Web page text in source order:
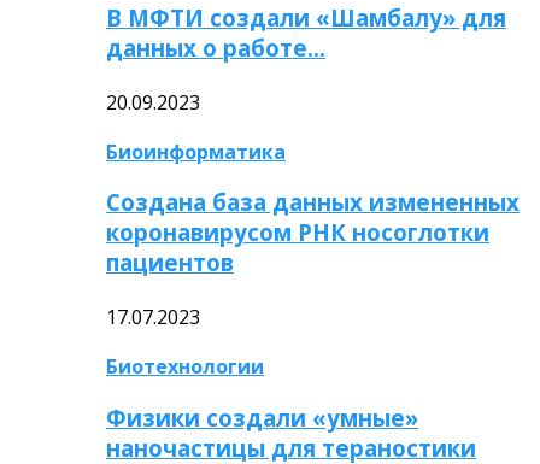
В МФТИ создали «Шамбалу» для
данных о работе…
20.09.2023
Биоинформатика
Создана база данных измененных
коронавирусом РНК носоглотки
пациентов
17.07.2023
Биотехнологии
Физики создали «умные»
наночастицы для тераностики